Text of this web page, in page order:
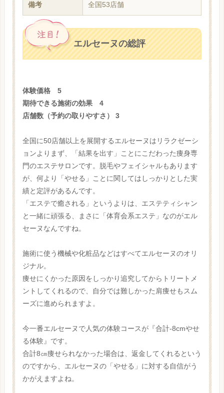
備考 全国53店舗
エルセーヌの総評
体験価格 5
期待できる施術の効果 4
店舗数（予約の取りやすさ） 3
全国に50店舗以上を展開するエルセーヌはリラクゼーシ
ョンよりまず、「結果を出す」ことにこだわった痩身専
門のエステサロンです。脱毛やフェイシャルもあります
が、何より「やせる」ことに関してはしっかりとした実
績と定評があるんです。
「エステで癒される」というよりは、エステティシャン
と一緒に頑張る、まさに「体育会系エステ」なのがエル
セーヌなんですね。
施術に使う機械や化粧品などはすべてエルセーヌのオリ
ジナル。
痩せにくかった原因をしっかり追究してからトリートメ
ントしてくれるので、自分では難しかった肩痩せもスム
ーズに進められますよ。
今一番エルセーヌで人気の体験コースが『合計-8cmやせ
る体験』です。
合計8㎝痩せられなかった場合は、返金してくれるという
のですから、エルセーヌの「やせる」に対する自信がう
かがえますよね。